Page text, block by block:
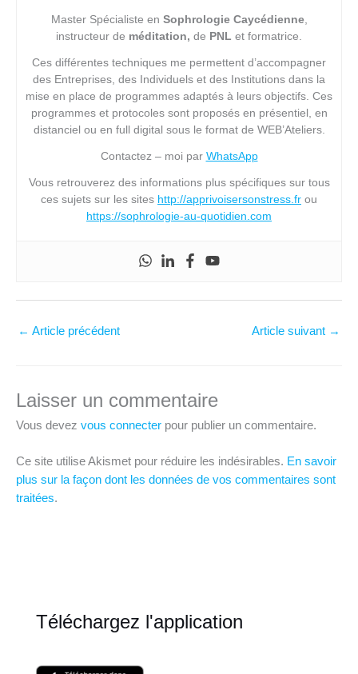
Master Spécialiste en Sophrologie Caycédienne,
instructeur de méditation, de PNL et formatrice.
Ces différentes techniques me permettent d’accompagner
des Entreprises, des Individuels et des Institutions dans la
mise en place de programmes adaptés à leurs objectifs. Ces
programmes et protocoles sont proposés en présentiel, en
distanciel ou en full digital sous le format de WEB’Ateliers.
Contactez – moi par WhatsApp
Vous retrouverez des informations plus spécifiques sur tous
ces sujets sur les sites http://apprivoisersonstress.fr ou
https://sophrologie-au-quotidien.com
← Article précédent Article suivant →
Laisser un commentaire
Vous devez vous connecter pour publier un commentaire.
Ce site utilise Akismet pour réduire les indésirables. En savoir
plus sur la façon dont les données de vos commentaires sont
traitées.
Téléchargez l'application